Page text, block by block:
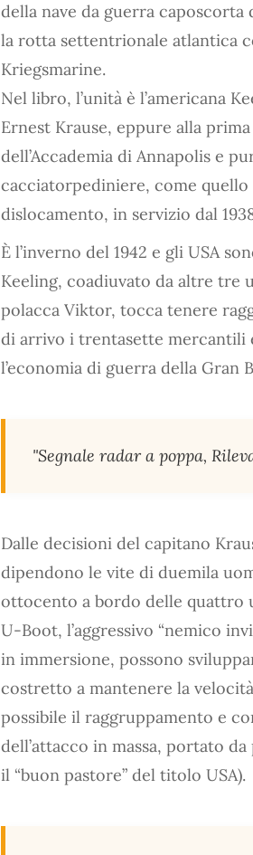
della nave da guerra
la rotta settentrionale atlantica
Kriegsmarine.
Nel libro, l’unità è l’americana
Ernest Krause, eppure alla
dell’Accademia di Annapolis e
cacciatorpediniere, come quello
dislocamento, in servizio dal
È l’inverno del 1942 e gli USA
Keeling, coadiuvato da altre tre
polacca Viktor, tocca tenere
di arrivo i trentasette mercantili
l’economia di guerra della Gran
"Segnale radar a poppa,
Dalle decisioni del capitano
dipendono le vite di duemila
ottocento a bordo delle quattro
U-Boot, l’aggressivo “nemico
in immersione, possono
costretto a mantenere la
possibile il raggruppamento e
dell’attacco in massa, portato
il “buon pastore” del titolo USA).